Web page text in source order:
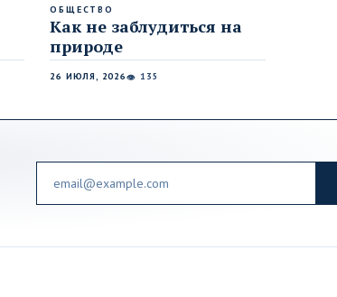
ОБЩЕСТВО
Как не заблудиться на
природе
26 ИЮЛЯ, 2026👁 135